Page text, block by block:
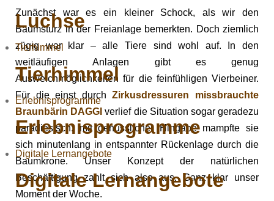
Luchse
Tierhimmel
Tierhimmel
Erlebnisprogramme
Erlebnisprogramme
Digitale Lernangebote
Digitale Lernangebote
Zunächst war es ein kleiner Schock, als wir den
Baumsturz in der Freianlage bemerkten. Doch ziemlich
zügig war klar – alle Tiere sind wohl auf. In den
weitläufigen Anlagen gibt es genug
Ausweichmöglichkeiten für die feinfühligen Vierbeiner.
Für die einst durch
Zirkusdressuren missbrauchte
Braunbärin DAGGI verlief die Situation sogar geradezu
paradiesisch: mit genüsslicher Hingabe mampfte sie
sich minutenlang in entspannter Rückenlage durch die
Baumkrone. Unser Konzept der natürlichen
Beschäftigung zahlt sich also aus. Ganz klar unser
Moment der Woche.